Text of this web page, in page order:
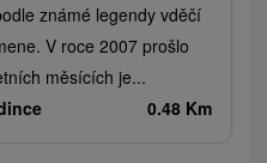
známé legendy vděčí
V roce 2007 prošlo
měsících je...
0.48 Km